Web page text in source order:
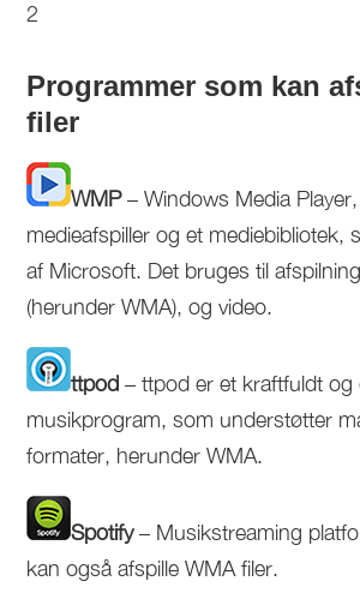
2
Programmer som kan
filer
WMP– Windows Media
medieafspiller og et mediebibliotek,
af Microsoft. Det bruges til
(herunder WMA), og video.
ttpod – ttpod er et kraftfuldt og
musikprogram, som understøtter
formater, herunder WMA.
Spotify– Musikstreaming
kan også afspille WMA filer.